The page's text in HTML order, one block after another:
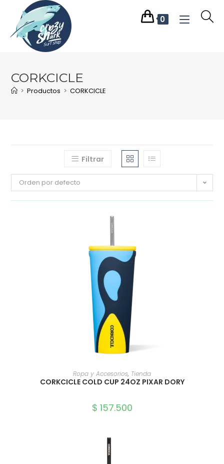
0
CORKCICLE
> Productos > CORKCICLE
Filtrar
Orden por defecto
SELECCIONAR OPCIONES
Ropa y Accesorios, Tienda
CORKCICLE COLD CUP 24OZ PIXAR DORY
$ 157.500